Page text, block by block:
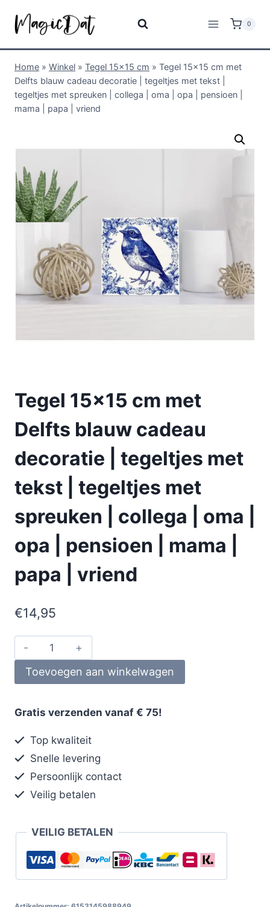
0
Home » Winkel » Tegel 15x15 cm » Tegel 15×15 cm met
Delfts blauw cadeau decoratie | tegeltjes met tekst |
tegeltjes met spreuken | collega | oma | opa | pensioen |
mama | papa | vriend
Tegel 15×15 cm met
Delfts blauw cadeau
decoratie | tegeltjes met
tekst | tegeltjes met
spreuken | collega | oma |
opa | pensioen | mama |
papa | vriend
€14,95
Toevoegen aan winkelwagen
Gratis verzenden vanaf € 75!
Top kwaliteit
Snelle levering
Persoonlijk contact
Veilig betalen
VEILIG BETALEN